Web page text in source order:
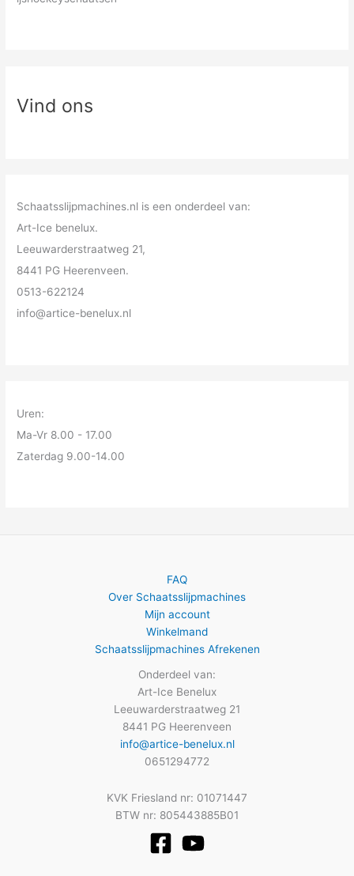
Vind ons
Schaatsslijpmachines.nl is een onderdeel van:
Art-Ice benelux.
Leeuwarderstraatweg 21,
8441 PG Heerenveen.
0513-622124
info@artice-benelux.nl
Uren:
Ma-Vr 8.00 - 17.00
Zaterdag 9.00-14.00
FAQ
Over Schaatsslijpmachines
Mijn account
Winkelmand
Schaatsslijpmachines Afrekenen
Onderdeel van:
Art-Ice Benelux
Leeuwarderstraatweg 21
8441 PG Heerenveen
info@artice-benelux.nl
0651294772
KVK Friesland nr: 01071447
BTW nr: 805443885B01